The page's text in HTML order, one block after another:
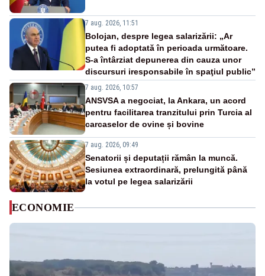
7 aug. 2026, 11:51
Bolojan, despre legea salarizării: „Ar
putea fi adoptată în perioada următoare.
S-a întârziat depunerea din cauza unor
discursuri iresponsabile în spaţiul public”
7 aug. 2026, 10:57
ANSVSA a negociat, la Ankara, un acord
pentru facilitarea tranzitului prin Turcia al
carcaselor de ovine și bovine
7 aug. 2026, 09:49
Senatorii și deputații rămân la muncă.
Sesiunea extraordinară, prelungită până
la votul pe legea salarizării
ECONOMIE